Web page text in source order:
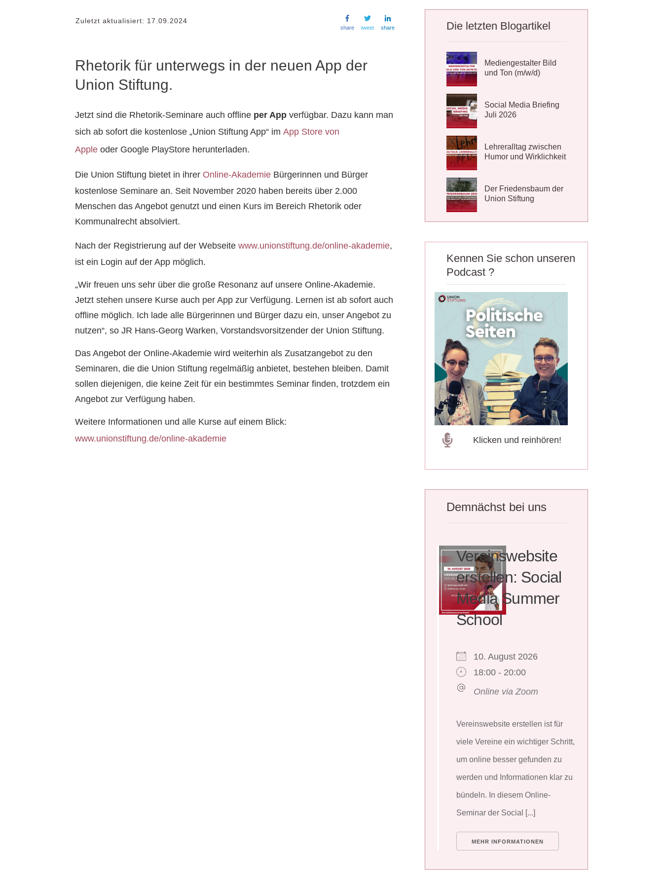
Zuletzt aktualisiert: 17.09.2024
share tweet share
Rhetorik für unterwegs in der neuen App der
Union Stiftung.
Jetzt sind die Rhetorik-Seminare auch offline per App verfügbar. Dazu kann man
sich ab sofort die kostenlose „Union Stiftung App“ im App Store von
Apple oder Google PlayStore herunterladen.
Die Union Stiftung bietet in ihrer Online-Akademie Bürgerinnen und Bürger
kostenlose Seminare an. Seit November 2020 haben bereits über 2.000
Menschen das Angebot genutzt und einen Kurs im Bereich Rhetorik oder
Kommunalrecht absolviert.
Nach der Registrierung auf der Webseite www.unionstiftung.de/online-akademie,
ist ein Login auf der App möglich.
„Wir freuen uns sehr über die große Resonanz auf unsere Online-Akademie.
Jetzt stehen unsere Kurse auch per App zur Verfügung. Lernen ist ab sofort auch
offline möglich. Ich lade alle Bürgerinnen und Bürger dazu ein, unser Angebot zu
nutzen“, so JR Hans-Georg Warken, Vorstandsvorsitzender der Union Stiftung.
Das Angebot der Online-Akademie wird weiterhin als Zusatzangebot zu den
Seminaren, die die Union Stiftung regelmäßig anbietet, bestehen bleiben. Damit
sollen diejenigen, die keine Zeit für ein bestimmtes Seminar finden, trotzdem ein
Angebot zur Verfügung haben.
Weitere Informationen und alle Kurse auf einem Blick:
www.unionstiftung.de/online-akademie
Die letzten Blogartikel
Mediengestalter Bild
und Ton (m/w/d)
Social Media Briefing
Juli 2026
Lehreralltag zwischen
Humor und Wirklichkeit
Der Friedensbaum der
Union Stiftung
Kennen Sie schon unseren
Podcast ?
Klicken und reinhören!
Demnächst bei uns
Vereinswebsite
erstellen: Social
Media Summer
School
10. August 2026
18:00 - 20:00
Online via Zoom
Vereinswebsite erstellen ist für
viele Vereine ein wichtiger Schritt,
um online besser gefunden zu
werden und Informationen klar zu
bündeln. In diesem Online-
Seminar der Social [...]
MEHR INFORMATIONEN